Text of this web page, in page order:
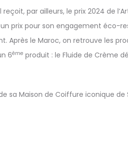
par ailleurs, le prix 2024 de
un prix pour son engagement éco-
Après le Maroc, on retrouve les
6ème produit : le Fluide de Crème
sa Maison de Coiffure iconique de